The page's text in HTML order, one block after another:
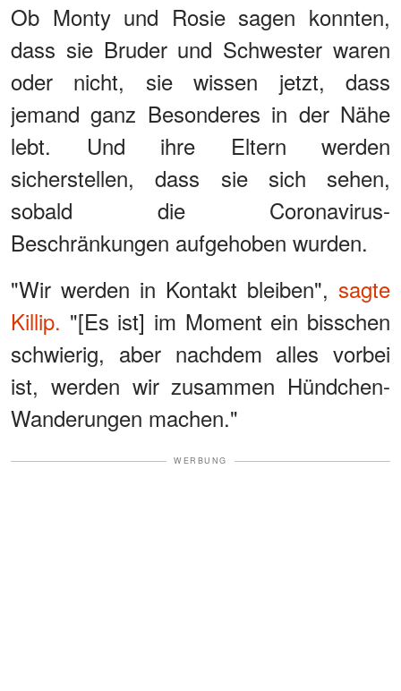
Ob Monty und Rosie sagen konnten,
dass sie Bruder und Schwester waren
oder nicht, sie wissen jetzt, dass
jemand ganz Besonderes in der Nähe
lebt. Und ihre Eltern werden
sicherstellen, dass sie sich sehen,
sobald die Coronavirus-
Beschränkungen aufgehoben wurden.
"Wir werden in Kontakt bleiben", sagte
Killip. "[Es ist] im Moment ein bisschen
schwierig, aber nachdem alles vorbei
ist, werden wir zusammen Hündchen-
Wanderungen machen."
WERBUNG